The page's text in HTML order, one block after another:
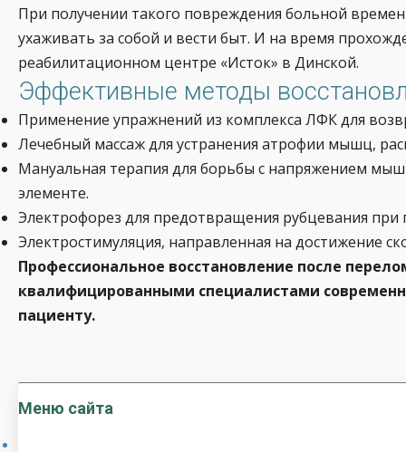
При получении такого повреждения больной
ухаживать за собой и вести быт. И на время
реабилитационном центре «Исток» в Динской.
Эффективные методы
Применение упражнений из комплекса ЛФК для
Лечебный массаж для устранения атрофии мышц,
Мануальная терапия для борьбы с напряжением
элементе.
Электрофорез для предотвращения рубцевания
Электростимуляция, направленная на достижение
Профессиональное восстановление после
квалифицированными специалистами
пациенту.
Меню сайта